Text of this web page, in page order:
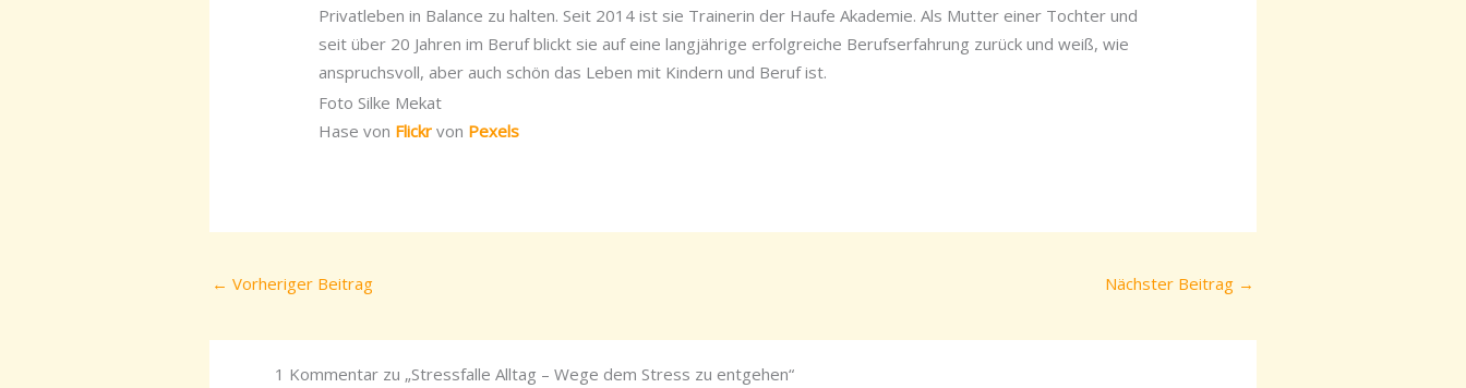
Privatleben in Balance zu halten. Seit 2014 ist sie Trainerin der Haufe Akademie. Als Mutter einer Tochter und
seit über 20 Jahren im Beruf blickt sie auf eine langjährige erfolgreiche Berufserfahrung zurück und weiß, wie
anspruchsvoll, aber auch schön das Leben mit Kindern und Beruf ist.
Foto Silke Mekat
Hase von Flickr von Pexels
← Vorheriger Beitrag Nächster Beitrag →
1 Kommentar zu „Stressfalle Alltag – Wege dem Stress zu entgehen“